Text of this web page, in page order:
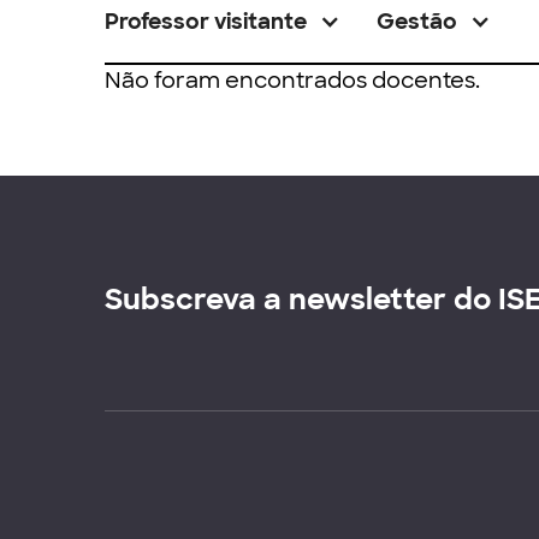
Professor visitante Gestão
Não foram encontrados docentes.
Subscreva a newsletter do